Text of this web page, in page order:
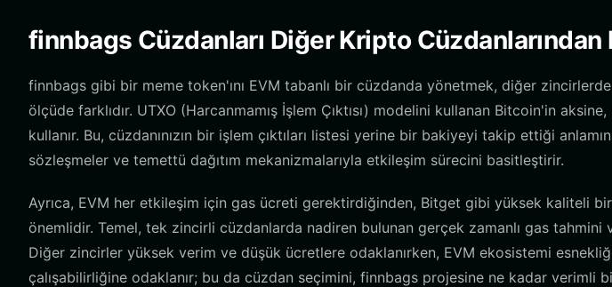
finnbags Cüzdanları Diğer Kripto Cüzdanlarından
finnbags gibi bir meme token'ını EVM tabanlı bir cüzdanda yönetmek, diğer
ölçüde farklıdır. UTXO (Harcanmamış İşlem Çıktısı) modelini kullanan Bitcoin'in
kullanır. Bu, cüzdanınızın bir işlem çıktıları listesi yerine bir bakiyeyi takip ettiği
sözleşmeler ve temettü dağıtım mekanizmalarıyla etkileşim sürecini basitleştirir.
Ayrıca, EVM her etkileşim için gas ücreti gerektirdiğinden, Bitget gibi yüksek kaliteli
önemlidir. Temel, tek zincirli cüzdanlarda nadiren bulunan gerçek zamanlı gas tahmini
Diğer zincirler yüksek verim ve düşük ücretlere odaklanırken, EVM ekosistemi
çalışabilirliğine odaklanır; bu da cüzdan seçimini, finnbags projesine ne kadar verimli